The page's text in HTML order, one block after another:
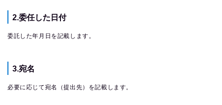
2.委任した日付
委託した年月日を記載します。
3.宛名
必要に応じて宛名（提出先）を記載します。